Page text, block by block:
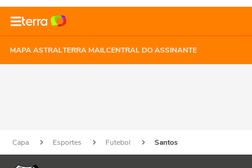
MAPA ASTRALTERRA MAILCENTRAL DO ASSINANTE
Capa Esportes Futebol Santos